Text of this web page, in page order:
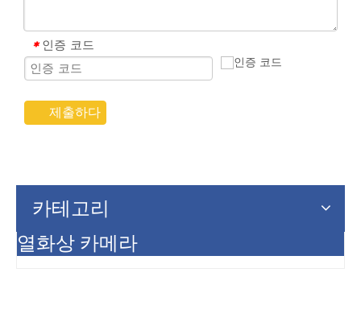
* 인증 코드
제출하다
카테고리
열화상 카메라